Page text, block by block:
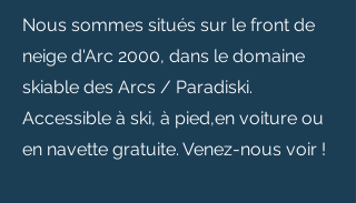
Nous sommes situés sur le front de
neige d'Arc 2000, dans le domaine
skiable des Arcs / Paradiski.
Accessible à ski, à pied,en voiture ou
en navette gratuite. Venez-nous voir !